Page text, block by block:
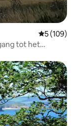
5 (109)
tot het